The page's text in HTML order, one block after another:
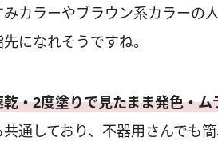
みカラーやブラウン系カラーの
先になれそうですね。
乾・2度塗りで見たまま発色・
共通しており、不器用さんでも